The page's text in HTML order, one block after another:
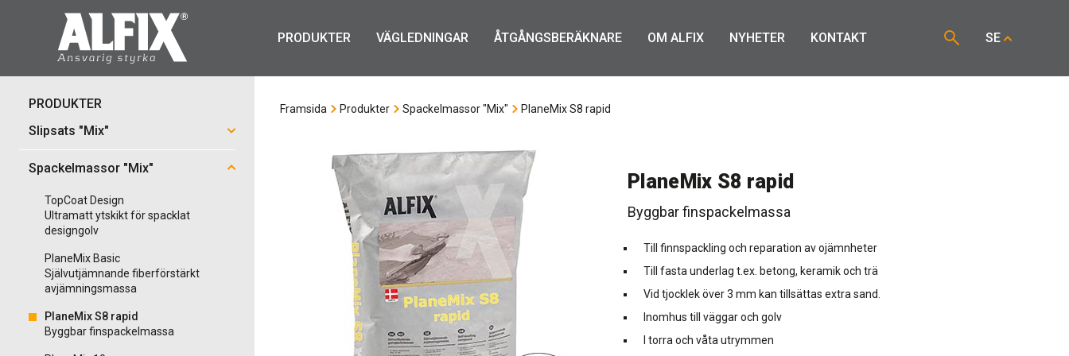
PRODUKTER VÄGLEDNINGAR ÅTGÅNGSBERÄKNARE OM ALFIX NYHETER KONTAKT SE
PRODUKTER
Slipsats "Mix"
Spackelmassor "Mix"
TopCoat Design
Ultramatt ytskikt för spacklat
designgolv
PlaneMix Basic
Självutjämnande fiberförstärkt
avjämningsmassa
PlaneMix S8 rapid
Byggbar finspackelmassa
Framsida Produkter Spackelmassor "Mix" PlaneMix S8 rapid
PlaneMix S8 rapid
Byggbar finspackelmassa
Till finnspackling och reparation av ojämnheter
Till fasta underlag t.ex. betong, keramik och trä
Vid tjocklek över 3 mm kan tillsättas extra sand.
Inomhus till väggar och golv
I torra och våta utrymmen